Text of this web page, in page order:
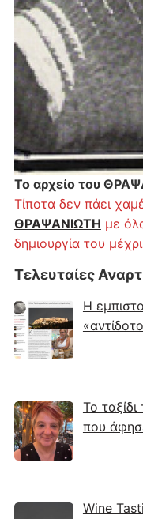
Το αρχείο του
Τίποτα δεν πάει
ΘΡΑΨΑΝΙΩΤΗ με
δημιουργία του
Τελευταίες
Η
Το
που
Wine